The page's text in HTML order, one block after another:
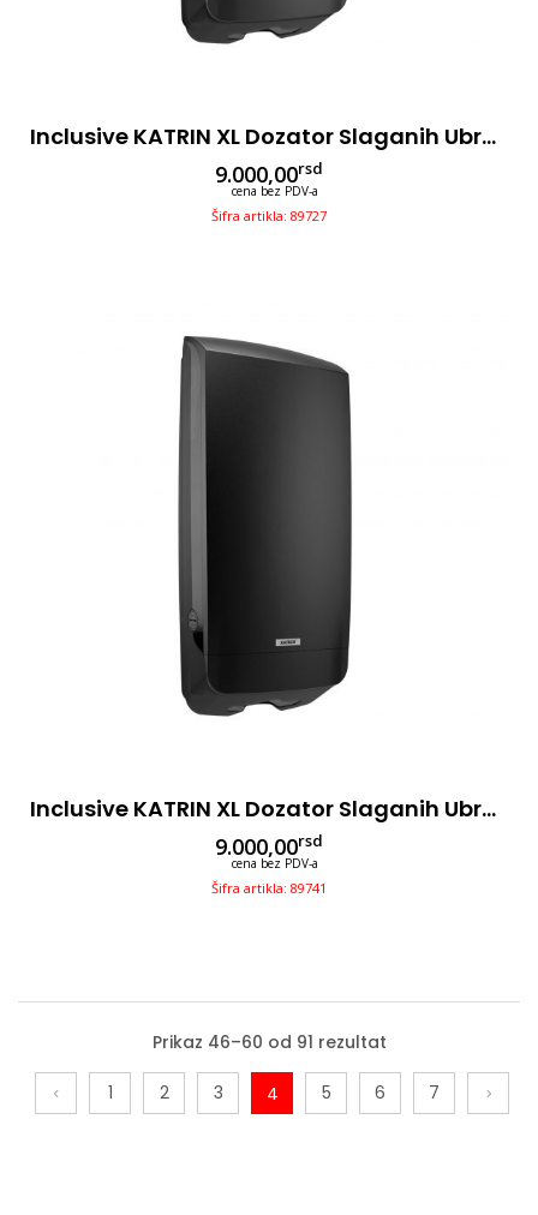
Inclusive KATRIN XL Dozator Slaganih Ubrusa, Beli
9.000,00rsd
cena bez PDV-a
Šifra artikla: 89727
Inclusive KATRIN XL Dozator Slaganih Ubrusa, Crni
9.000,00rsd
cena bez PDV-a
Šifra artikla: 89741
Prikaz 46–60 od 91 rezultat
1 2 3 4 5 6 7